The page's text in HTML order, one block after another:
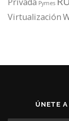
Pymes
Virtualización
ÚNETE